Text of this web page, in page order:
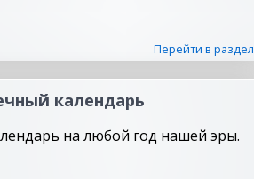
Перейти в раздел
календарь
на любой год нашей эры.